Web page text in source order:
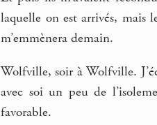
laquelle on est arrivés, mais
m’emmènera demain.
Wolfville, soir à Wolfville.
avec soi un peu de
favorable.